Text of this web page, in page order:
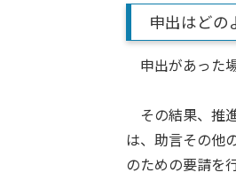
申出はどの
申出があった
その結果、推
は、助言その他
のための要請を